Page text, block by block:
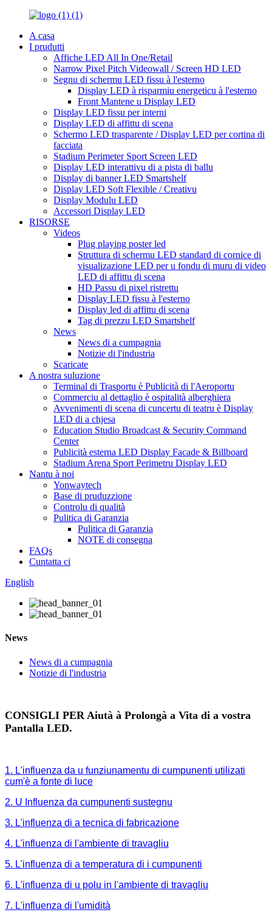
A casa
I prudutti
Affiche LED All In One/Retail
Narrow Pixel Pitch Videowall / Screen HD LED
Segnu di schermu LED fissu à l'esterno
Display LED à risparmiu energeticu à l'esterno
Front Mantene u Display LED
Display LED fissu per interni
Display LED di affittu di scena
Schermo LED trasparente / Display LED per cortina di
facciata
Stadium Perimeter Sport Screen LED
Display LED interattivu di a pista di ballu
Display di banner LED Smartshelf
Display LED Soft Flexible / Creativu
Display Modulu LED
Accessori Display LED
RISORSE
Videos
Plug playing poster led
Struttura di schermu LED standard di cornice di
visualizazione LED per u fondu di muru di video
LED di affittu di scena
HD Passu di pixel ristrettu
Display LED fissu à l'esterno
Display led di affittu di scena
Tag di prezzu LED Smartshelf
News
News di a cumpagnia
Notizie di l'industria
Scaricate
A nostra suluzione
Terminal di Trasportu è Publicità di l'Aeroportu
Commerciu al dettaglio è ospitalità alberghiera
Avvenimenti di scena di cuncertu di teatru è Display
LED di a chjesa
Education Studio Broadcast & Security Command
Center
Publicità esterna LED Display Facade & Billboard
Stadium Arena Sport Perimetru Display LED
Nantu à noi
Yonwaytech
Base di pruduzzione
Controlu di qualità
Pulitica di Garanzia
Pulitica di Garanzia
NOTE di consegna
FAQs
Cuntatta ci
English
News
News di a cumpagnia
Notizie di l'industria
CONSIGLI PER Aiutà à Prolongà a Vita di a vostra
Pantalla LED.
1. L'influenza da u funziunamentu di cumpunenti utilizati
cum'è a fonte di luce
2. U Influenza da cumpunenti sustegnu
3. L'influenza di a tecnica di fabricazione
4. L'influenza di l'ambiente di travagliu
5. L'influenza di a temperatura di i cumpunenti
6. L'influenza di u polu in l'ambiente di travagliu
7. L'influenza di l'umidità